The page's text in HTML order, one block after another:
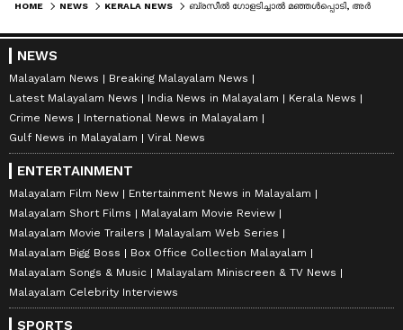
HOME NEWS KERALA NEWS
NEWS
Malayalam News
Breaking Malayalam News
Latest Malayalam News
India News in Malayalam
Kerala News
Crime News
International News in Malayalam
Gulf News in Malayalam
Viral News
ENTERTAINMENT
Malayalam Film New
Entertainment News in Malayalam
Malayalam Short Films
Malayalam Movie Review
Malayalam Movie Trailers
Malayalam Web Series
Malayalam Bigg Boss
Box Office Collection Malayalam
Malayalam Songs & Music
Malayalam Miniscreen & TV News
Malayalam Celebrity Interviews
SPORTS